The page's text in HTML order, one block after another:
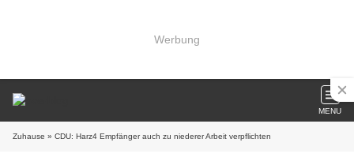
Werbung
MENU
Zuhause » CDU: Harz4 Empfänger auch zu niederer Arbeit verpflichten